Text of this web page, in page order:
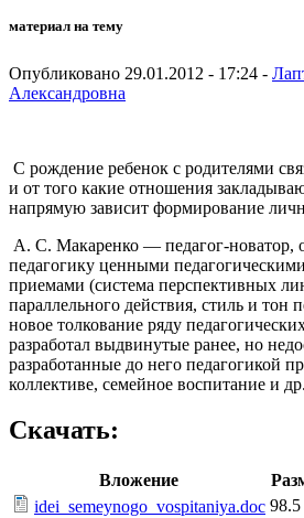
материал на тему
Опубликовано 29.01.2012 - 17:24 -
Александровна
С рождение ребенок с родителями
и от того какие отношения
напрямую зависит формирование
А. С. Макаренко — педагог-новатор,
педагогику ценными
приемами (система перспективных
параллельного действия, стиль и тон
новое толкование ряду
разработал выдвинутые ранее, но
разработанные до него педагогикой
коллективе, семейное воспитание и
Скачать:
Вложение
idei_semeynogo_vospitaniya.doc